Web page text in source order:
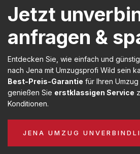
Jetzt
anfragen &
Entdecken Sie, wie einfach und
nach Jena mit Umzugsprofi Wild sein
Best-Preis-Garantie für Ihren
genießen Sie erstklassigen Service
Konditionen.
JENA UMZUG